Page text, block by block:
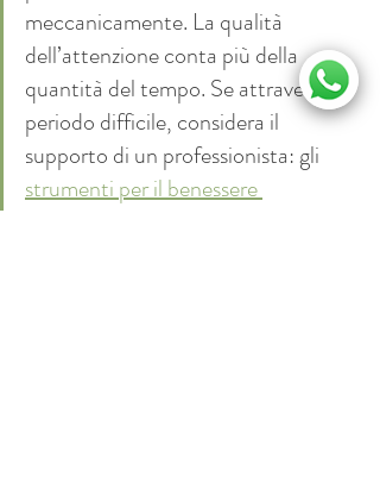
meccanicamente. La qualità
dell’attenzione conta più della
quantità del tempo. Se attraversi un
periodo difficile, considera il
supporto di un professionista: gli
strumenti per il benessere